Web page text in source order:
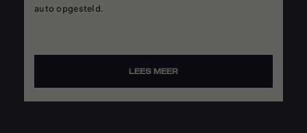
auto opgesteld.
LEES MEER